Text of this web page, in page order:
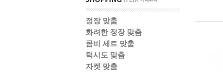
정장 맞춤
화려한 정장 맞춤
콤비 세트 맞춤
턱시도 맞춤
자켓 맞춤